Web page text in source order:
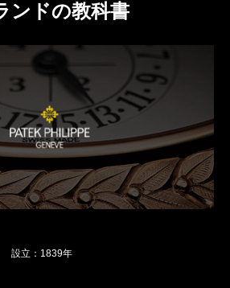
ンドの教科書
設立：1839年